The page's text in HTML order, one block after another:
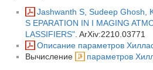
Jashwanth S, Sudeep Ghosh,
S EPARATION IN I MAGING
LASSIFIERS" . ArXiv:2210.03771
Описание параметров
Вычисление
параметров